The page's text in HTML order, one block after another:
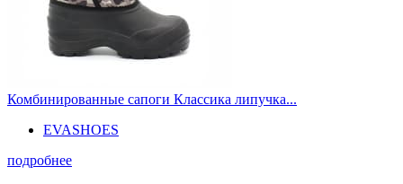
Комбинированные сапоги Классика липучка...
EVASHOES
подробнее